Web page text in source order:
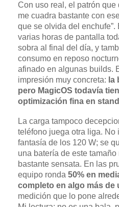
Con uso real, el patrón
me cuadra bastante con
que se olvida del
varias horas de pantalla
sobra al final del día, y
consumo en reposo
afinado en algunas builds.
impresión muy concreta: la
pero MagicOS todavía
optimización fina en
La carga tampoco
teléfono juega otra liga. No
fantasía de los 120 W; se
una batería de este
bastante sensata. En las
equipo ronda 50% en
completo en algo más de
medición que lo pone